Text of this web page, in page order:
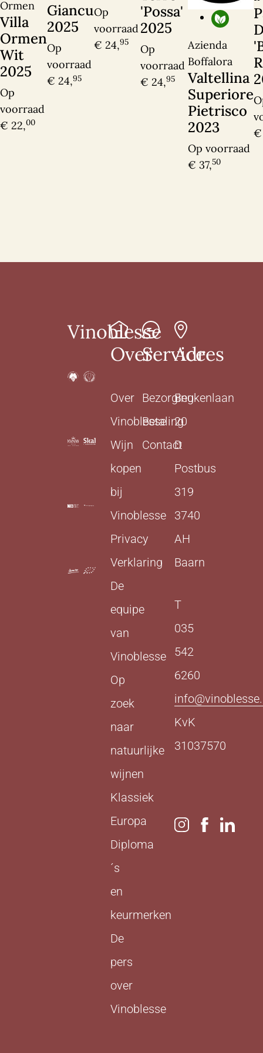
Ik heb interesse
Ormen
Villa
Ormen
Wit
2025
Op
voorraad
€ 22,00
Giancu
2025
Op
voorraad
€ 24,95
Op
voorraad
€ 24,95
'Possa'
2025
Op
voorraad
€ 24,95
Azienda
Boffalora
Valtellina
Superiore
Pietrisco
2023
Op voorraad
€ 37,50
€
Vinoblesse
Over
Over
Vinoblesse
Wijn
kopen
bij
Vinoblesse
Privacy
Verklaring
De
equipe
van
Vinoblesse
Op
zoek
naar
natuurlijke
wijnen
Klassiek
Europa
Diploma
´s
en
keurmerken
De
pers
over
Vinoblesse
Service
Bezorging
Betaling
Contact
Adres
Beukenlaan
20
D
Postbus
319
3740
AH
Baarn
T
035
542
6260
KvK
31037570